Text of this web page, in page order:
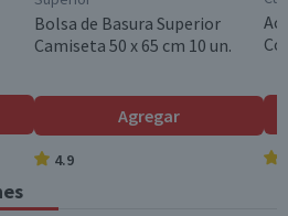
Bolsa de Basura Superior
Camiseta 50 x 65 cm 10 un.
Agregar
4.9